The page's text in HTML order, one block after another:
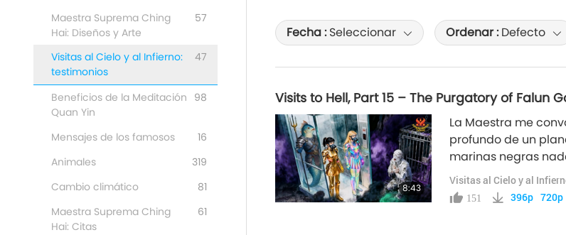
Maestra Suprema Ching
Hai: Diseños y Arte
57
Visitas al Cielo y al Infierno:
testimonios
47
Beneficios de la Meditación
Quan Yin
98
Mensajes de los famosos
16
Animales
319
Cambio climático
81
Maestra Suprema Ching
Hai: Citas
61
Fecha :Seleccionar Ordenar :Defecto
Visits to Hell, Part 15 – The Purgatory of Falun
8:43
La Maestra me
profundo de un
marinas negras
llegar al punto más
misteriosa que
Visitas al Cielo y al
151 396p 720p